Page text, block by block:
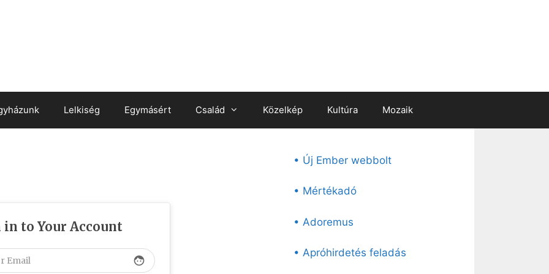
Lelkiség Egymásért Család Közelkép Kultúra Mozaik
in to Your Account
face
• Új Ember webbolt
• Mértékadó
• Adoremus
• Apróhirdetés feladás